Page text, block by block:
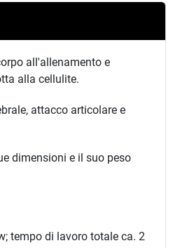
all'allenamento e
alla cellulite.
attacco articolare e
dimensioni e il suo peso
tempo di lavoro totale ca. 2